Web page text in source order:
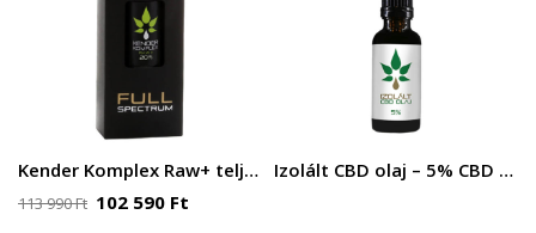
Kender Komplex Raw+ teljes spektrumú CBD olaj 20% 30ml 6000 mg
113 990Ft 102 590 Ft
Izolált CBD olaj – 5% CBD – 10 ml 500 mg